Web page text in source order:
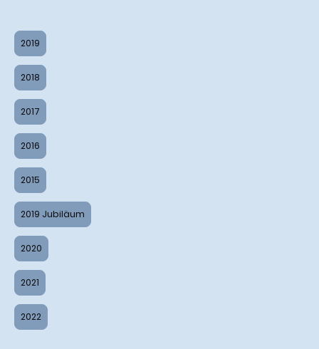
2019
2018
2017
2016
2015
2019 Jubiläum
2020
2021
2022